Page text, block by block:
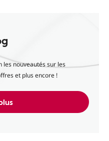
les nouveautés sur les
et plus encore !